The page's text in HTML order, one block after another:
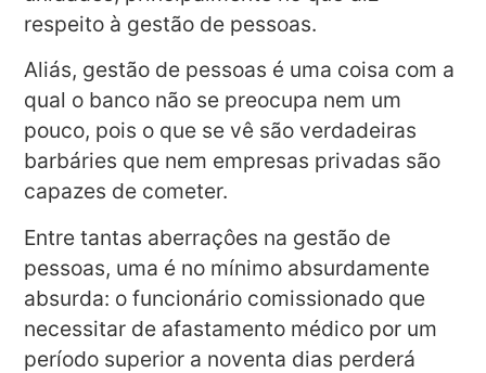
respeito à gestão de pessoas.
Aliás, gestão de pessoas é uma coisa com a
qual o banco não se preocupa nem um
pouco, pois o que se vê são verdadeiras
barbáries que nem empresas privadas são
capazes de cometer.
Entre tantas aberraçôes na gestão de
pessoas, uma é no mínimo absurdamente
absurda: o funcionário comissionado que
necessitar de afastamento médico por um
período superior a noventa dias perderá